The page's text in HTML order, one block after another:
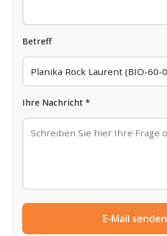
Betreff
Ihre Nachricht *
E-Mail senden